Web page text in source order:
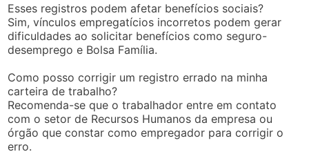
Esses registros podem afetar benefícios sociais?
Sim, vínculos empregatícios incorretos podem gerar
dificuldades ao solicitar benefícios como seguro-
desemprego e Bolsa Família.
Como posso corrigir um registro errado na minha
carteira de trabalho?
Recomenda-se que o trabalhador entre em contato
com o setor de Recursos Humanos da empresa ou
órgão que constar como empregador para corrigir o
erro.